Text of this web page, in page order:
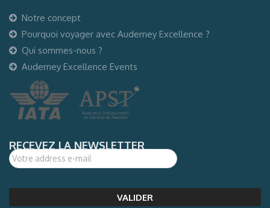
Notre concept
Pourquoi voyager avec Auderney Excellence ?
Qui sommes-nous ?
Auderney Excellence Events
RECEVEZ LA NEWSLETTER